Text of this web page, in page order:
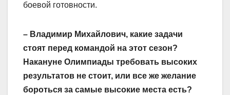
боевой готовности.
– Владимир Михайлович, какие задачи
стоят перед командой на этот сезон?
Накануне Олимпиады требовать высоких
результатов не стоит, или все же желание
бороться за самые высокие места есть?